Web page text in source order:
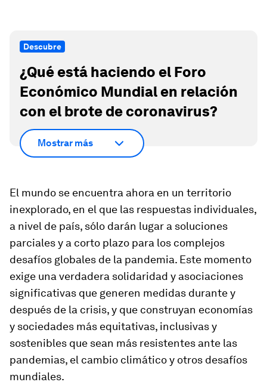
Descubre
¿Qué está haciendo el Foro
Económico Mundial en relación
con el brote de coronavirus?
Mostrar más
El mundo se encuentra ahora en un territorio
inexplorado, en el que las respuestas individuales,
a nivel de país, sólo darán lugar a soluciones
parciales y a corto plazo para los complejos
desafíos globales de la pandemia. Este momento
exige una verdadera solidaridad y asociaciones
significativas que generen medidas durante y
después de la crisis, y que construyan economías
y sociedades más equitativas, inclusivas y
sostenibles que sean más resistentes ante las
pandemias, el cambio climático y otros desafíos
mundiales.